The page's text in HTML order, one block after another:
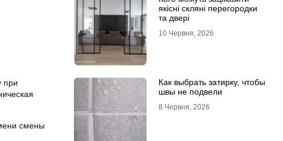
при
смены
якісні скляні перегородки
та двері
10 Червня, 2026
Как выбрать затирку, чтобы
швы не подвели
8 Червня, 2026